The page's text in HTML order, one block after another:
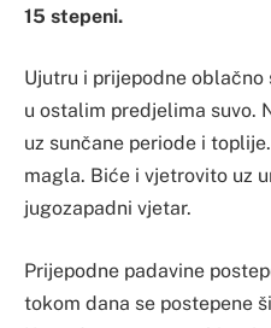
15 stepeni.
Ujutru i prijepodne oblačno
u ostalim predjelima suvo.
uz sunčane periode i
magla. Biće i vjetrovito uz
jugozapadni vjetar.
Prijepodne padavine
tokom dana se postepene